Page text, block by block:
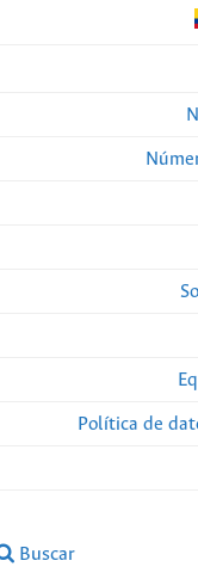
Política de
Buscar